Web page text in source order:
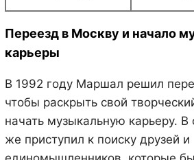
Переезд в Москву и начало
карьеры
В 1992 году Маршал решил
чтобы раскрыть свой
начать музыкальную карьеру. В
же приступил к поиску друзей и